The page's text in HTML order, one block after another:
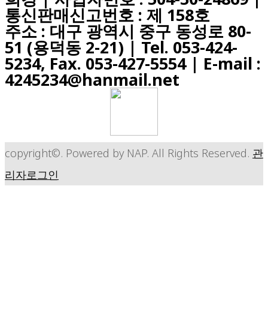
통신판매신고번호 : 제 158호
주소 : 대구 광역시 중구 동성로 80-
51 (용덕동 2-21) | Tel. 053-424-
5234, Fax. 053-427-5554| E-mail :
4245234@hanmail.net
copyright©. Powered by NAP. All Rights Reserved. 관
리자로그인